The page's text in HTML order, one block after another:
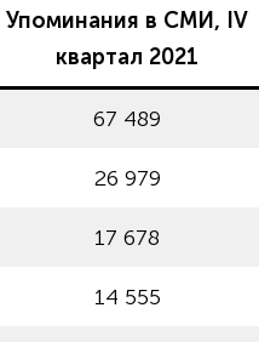
Упоминания в СМИ, IV
квартал 2021
67 489
26 979
17 678
14 555